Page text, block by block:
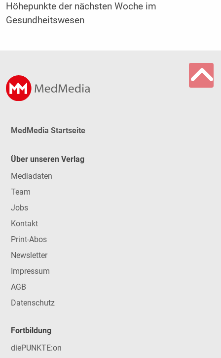
Höhepunkte der nächsten Woche im
Gesundheitswesen
MedMedia Startseite
Über unseren Verlag
Mediadaten
Team
Jobs
Kontakt
Print-Abos
Newsletter
Impressum
AGB
Datenschutz
Fortbildung
diePUNKTE:on